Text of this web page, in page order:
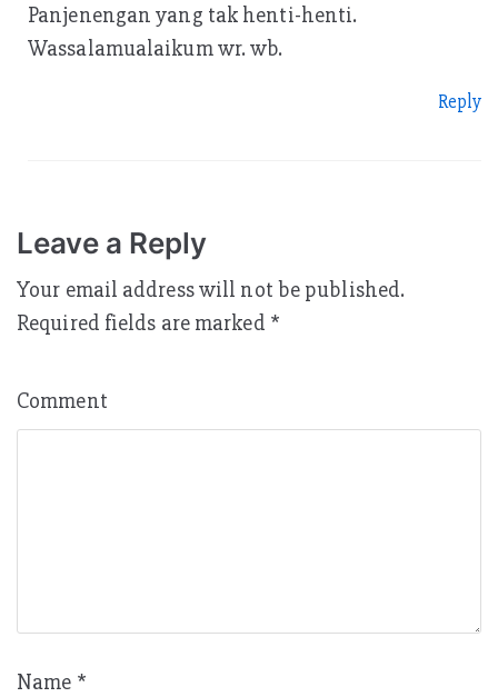
Panjenengan yang tak henti-henti.
Wassalamualaikum wr. wb.
Reply
Leave a Reply
Your email address will not be published.
Required fields are marked *
Comment
Name *